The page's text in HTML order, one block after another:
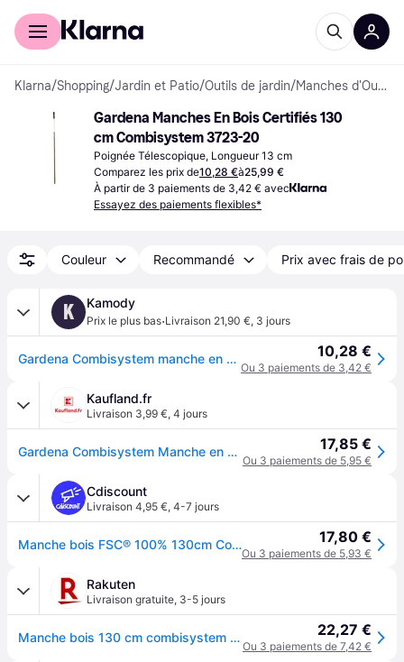
Acheter avec Klarna
Klarna/Shopping/Jardin et Patio/Outils de jardin/ Manches d'Outils
Gardena Manches En Bois Certifiés 130
cm Combisystem 3723-20
Poignée Télescopique, Longueur 13 cm
Comparez les prix de10,28 €à25,99 €
À partir de 3 paiements de 3,42 € avec
Essayez des paiements flexibles*
Couleur Recommandé Prix avec frais de
K Kamody
Prix le plus bas·Livraison 21,90 €, 3 jours
Gardena Combisystem manche en bois 130 cm, FSC Pure 3723-20 10,28 €
Ou 3 paiements de 3,42 €
Kaufland.fr
Livraison 3,99 €, 4 jours
Gardena Combisystem Manche en bois 130 cm,100% GARDENA 3723-20 17,85 €
Ou 3 paiements de 5,95 €
Cdiscount
Livraison 4,95 €, 4-7 jours
Manche bois FSC® 100% 130cm Combisystem® GARDENA - Support outils - Revêtement anti-dérapant - Garanti 25 ans - Beige 17,80 €
Ou 3 paiements de 5,93 €
Rakuten
Livraison gratuite, 3-5 jours
Manche bois 130 cm combisystem Gardena 22,27 €
Ou 3 paiements de 7,42 €